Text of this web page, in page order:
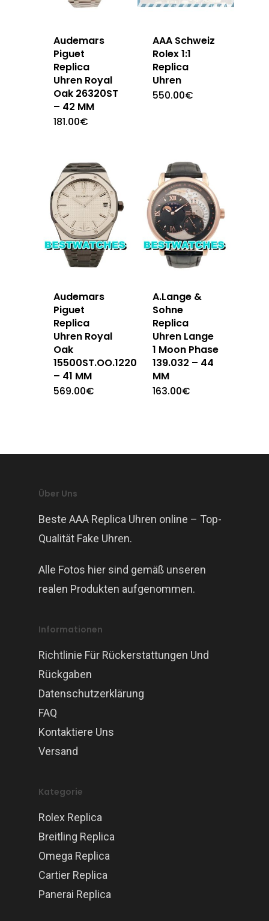
Audemars
Piguet
Replica
Uhren Royal
Oak 26320ST
– 42 MM
181.00€
AAA Schweiz
Rolex 1:1
Replica
Uhren
550.00€
Audemars
Piguet
Replica
Uhren Royal
Oak
15500ST.OO.1220ST.04
– 41 MM
569.00€
A.Lange &
Sohne
Replica
Uhren Lange
1 Moon Phase
139.032 – 44
MM
163.00€
Über Uns
Beste AAA Replica Uhren online – Top-
Qualität Fake Uhren.
Alle Fotos hier sind gemäß unseren
realen Produkten aufgenommen.
Informationen
Richtlinie Für Rückerstattungen Und
Rückgaben
Datenschutzerklärung
FAQ
Kontaktiere Uns
Versand
Kategorie
Rolex Replica
Breitling Replica
Omega Replica
Cartier Replica
Panerai Replica